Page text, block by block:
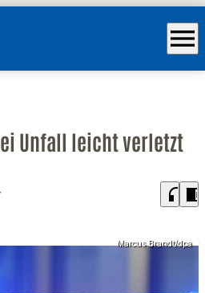
menu
Unfall leicht verletzt
headphones chrome_reader_mode
Marcus Brandt/dpa